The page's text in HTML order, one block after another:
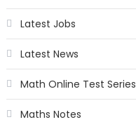
Latest Jobs
Latest News
Math Online Test Series
Maths Notes